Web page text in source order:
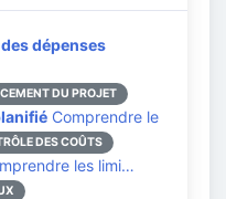
dépenses
DU PROJET
Comprendre le
DES COÛTS
les limi…